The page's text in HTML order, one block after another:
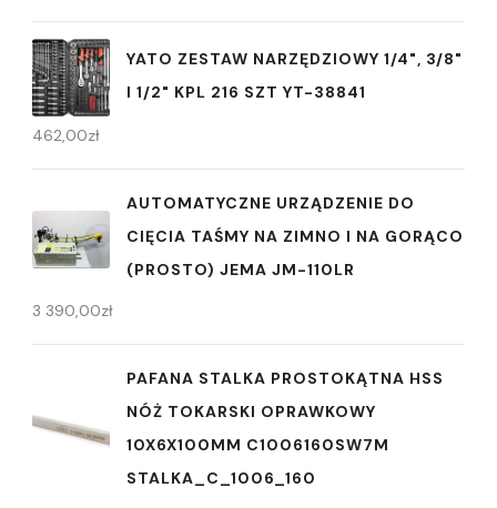
YATO ZESTAW NARZĘDZIOWY 1/4", 3/8"
I 1/2" KPL 216 SZT YT-38841
462,00zł
AUTOMATYCZNE URZĄDZENIE DO
CIĘCIA TAŚMY NA ZIMNO I NA GORĄCO
(PROSTO) JEMA JM-110LR
3 390,00zł
PAFANA STALKA PROSTOKĄTNA HSS
NÓŻ TOKARSKI OPRAWKOWY
10X6X100MM C1006160SW7M
STALKA_C_1006_160